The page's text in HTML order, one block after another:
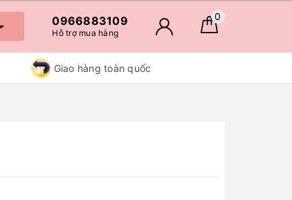
0966883109
Hỗ trợ mua hàng
0
Giao hàng toàn quốc